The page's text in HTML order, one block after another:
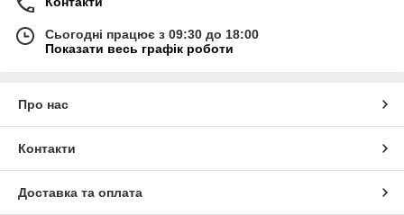
Сьогодні працює з 09:30 до 18:00
Показати весь графік роботи
Про нас
Контакти
Доставка та оплата